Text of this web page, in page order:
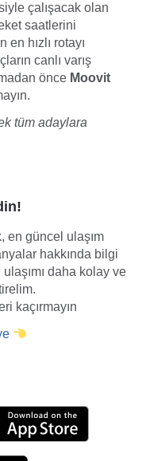
çalışacak olan
saatlerini
hızlı rotayı
canlı varış
önce Moovit
tüm adaylara
en güncel ulaşım
hakkında bilgi
daha kolay ve
kaçırmayın